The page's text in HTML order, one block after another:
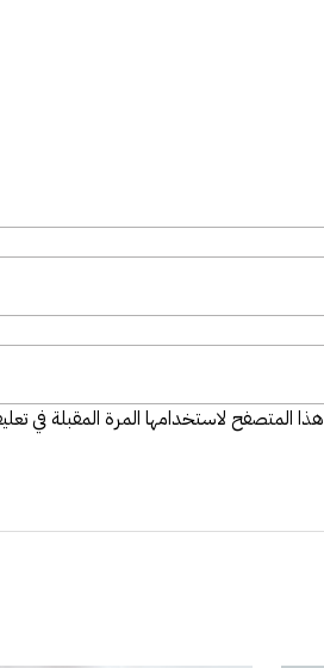
المتصفح لاستخدامها المرة المقبلة في